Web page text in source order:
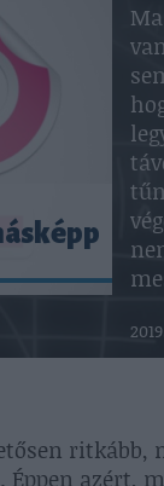
ritkább,
azért,